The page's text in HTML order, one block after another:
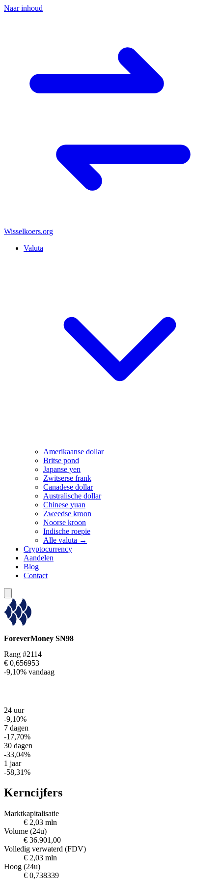
Naar inhoud
Wisselkoers.org
Valuta
Amerikaanse dollar
Britse pond
Japanse yen
Zwitserse frank
Canadese dollar
Australische dollar
Chinese yuan
Zweedse kroon
Noorse kroon
Indische roepie
Alle valuta →
Cryptocurrency
Aandelen
Blog
Contact
ForeverMoney SN98
Rang #2114
€ 0,656953
-9,10% vandaag
24 uur
-9,10%
7 dagen
-17,70%
30 dagen
-33,04%
1 jaar
-58,31%
Kerncijfers
Marktkapitalisatie
€ 2,03 mln
Volume (24u)
€ 36.901,00
Volledig verwaterd (FDV)
€ 2,03 mln
Hoog (24u)
€ 0,738339